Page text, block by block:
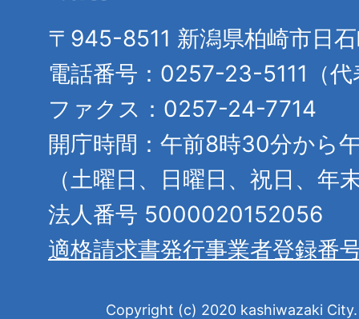
〒945-8511 新潟県柏崎市日
電話番号：0257-23-5111（代
ファクス：0257-24-7714
開庁時間：午前8時30分から
（土曜日、日曜日、祝日、年
法人番号 5000020152056
適格請求書発行事業者登録番
Copyright (c) 2020 kashiwazaki